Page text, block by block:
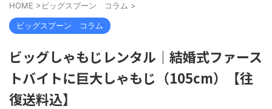
HOME >ビッグスプーン コラム >
ビッグスプーン コラム
ビッグしゃもじレンタル｜結婚式ファース
トバイトに巨大しゃもじ（105cm）【往
復送料込】